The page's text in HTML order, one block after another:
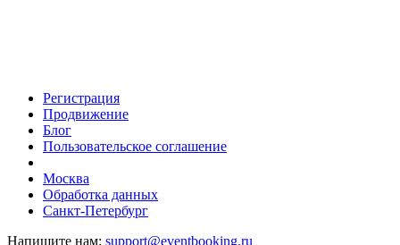
Регистрация
Продвижение
Блог
Пользовательское соглашение
Москва
Обработка данных
Санкт-Петербург
Напишите нам: support@eventbooking.ru